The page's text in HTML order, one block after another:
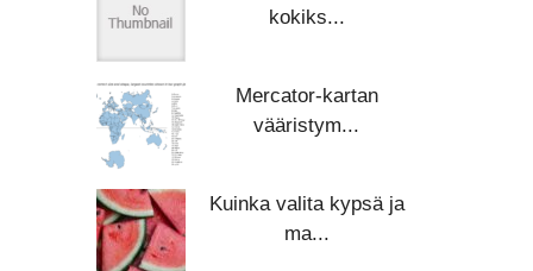
kokiks...
Mercator-kartan
vääristym...
Kuinka valita kypsä ja
ma...